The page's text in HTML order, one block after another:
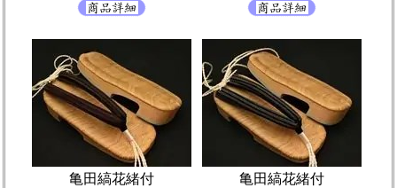
亀田縞花緒付
亀田縞花緒付